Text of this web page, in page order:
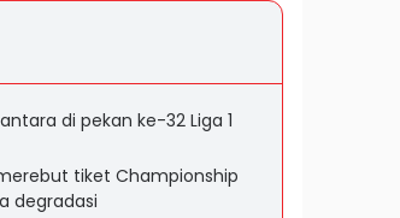
di pekan ke-32 Liga 1
tiket Championship
degradasi